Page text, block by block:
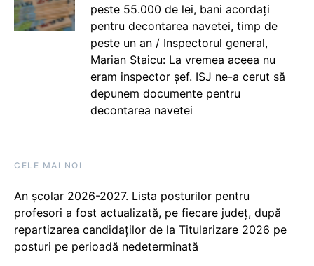
peste 55.000 de lei, bani acordați
pentru decontarea navetei, timp de
peste un an / Inspectorul general,
Marian Staicu: La vremea aceea nu
eram inspector șef. ISJ ne-a cerut să
depunem documente pentru
decontarea navetei
CELE MAI NOI
An școlar 2026-2027. Lista posturilor pentru
profesori a fost actualizată, pe fiecare județ, după
repartizarea candidaților de la Titularizare 2026 pe
posturi pe perioadă nedeterminată